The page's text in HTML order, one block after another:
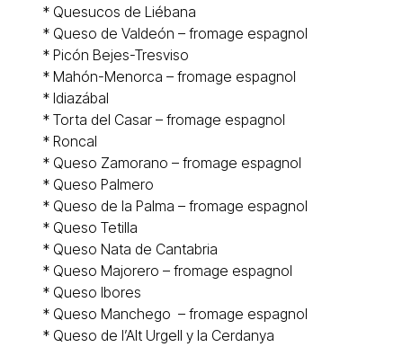
* Quesucos de Liébana
* Queso de Valdeón – fromage espagnol
* Picón Bejes-Tresviso
* Mahón-Menorca – fromage espagnol
* Idiazábal
* Torta del Casar – fromage espagnol
* Roncal
* Queso Zamorano – fromage espagnol
* Queso Palmero
* Queso de la Palma – fromage espagnol
* Queso Tetilla
* Queso Nata de Cantabria
* Queso Majorero – fromage espagnol
* Queso Ibores
* Queso Manchego – fromage espagnol
* Queso de l’Alt Urgell y la Cerdanya